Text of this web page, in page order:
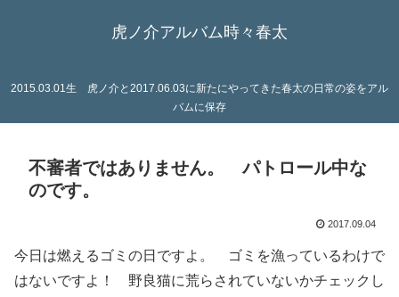
虎ノ介アルバム時々春太
2015.03.01生 虎ノ介と2017.06.03に新たにやってきた春太の日常の姿をアル
バムに保存
不審者ではありません。 パトロール中な
のです。
2017.09.04
今日は燃えるゴミの日ですよ。 ゴミを漁っているわけで
はないですよ！ 野良猫に荒らされていないかチェックし